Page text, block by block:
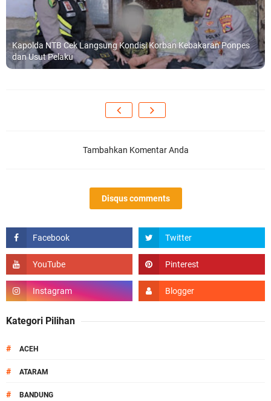
Kapolda NTB Cek Langsung Kondisi Korban Kebakaran Ponpes
dan Usut Pelaku
Tambahkan Komentar Anda
Disqus comments
Kategori Pilihan
# ACEH
# ATARAM
# BANDUNG